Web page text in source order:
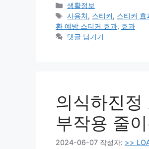
카
테
고
리
생활정보
태
그
사용처, 스티커, 스티커 효
환 예방 스티커 효과, 효과
댓글 남기기
의식하진정
부작용 줄
2024-06-07 작성자: >>